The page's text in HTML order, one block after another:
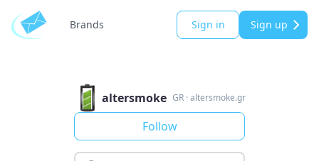
Brands Sign in Sign up
altersmoke GR ·altersmoke.gr
Follow